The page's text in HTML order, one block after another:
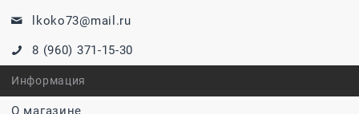
lkoko73@mail.ru
8 (960) 371-15-30
Информация
О магазине